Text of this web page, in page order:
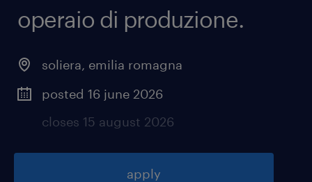
operaio di produzione.
soliera, emilia romagna
posted 16 june 2026
closes 15 august 2026
apply